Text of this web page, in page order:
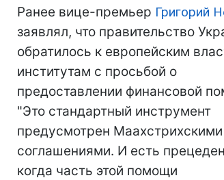
Ранее вице-премьер Григорий
заявлял, что правительство
обратилось к европейским
институтам с просьбой о
предоставлении финансовой
"Это стандартный инструмент
предусмотрен Маахстрихскими
соглашениями. И есть
когда часть этой помощи